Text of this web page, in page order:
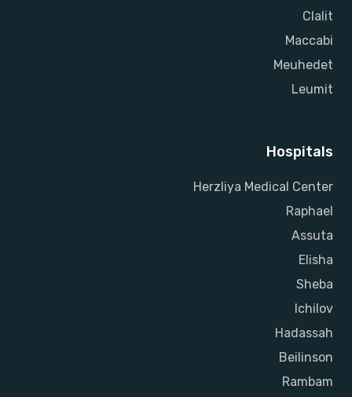
Clalit
Maccabi
Meuhedet
Leumit
Hospitals
Herzliya Medical Center
Raphael
Assuta
Elisha
Sheba
Ichilov
Hadassah
Beilinson
Rambam